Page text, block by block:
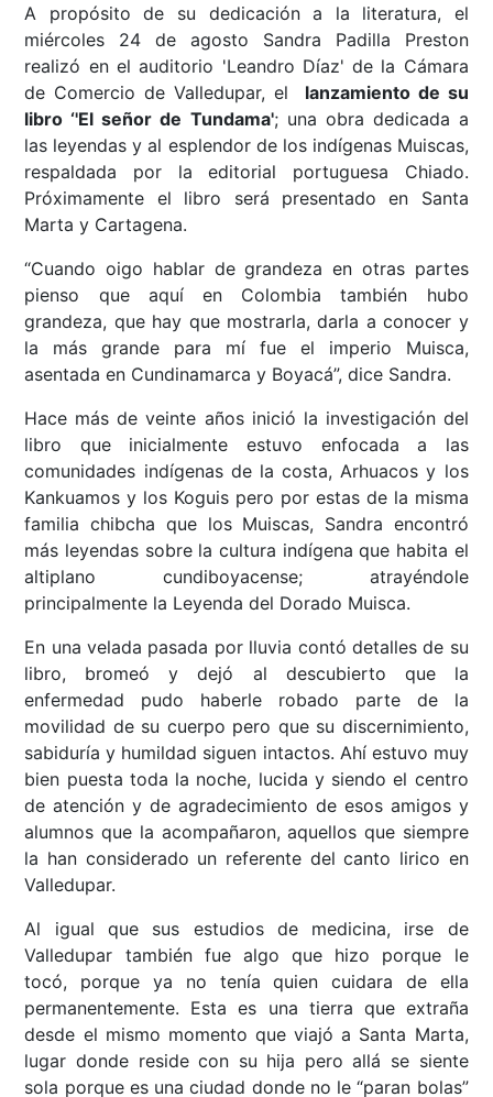
A propósito de su dedicación a la literatura, el
miércoles 24 de agosto Sandra Padilla Preston
realizó en el auditorio 'Leandro Díaz' de la Cámara
de Comercio de Valledupar, el lanzamiento de su
libro ‘'El señor de Tundama'; una obra dedicada a
las leyendas y al esplendor de los indígenas Muiscas,
respaldada por la editorial portuguesa Chiado.
Próximamente el libro será presentado en Santa
Marta y Cartagena.
“Cuando oigo hablar de grandeza en otras partes
pienso que aquí en Colombia también hubo
grandeza, que hay que mostrarla, darla a conocer y
la más grande para mí fue el imperio Muisca,
asentada en Cundinamarca y Boyacá”, dice Sandra.
Hace más de veinte años inició la investigación del
libro que inicialmente estuvo enfocada a las
comunidades indígenas de la costa, Arhuacos y los
Kankuamos y los Koguis pero por estas de la misma
familia chibcha que los Muiscas, Sandra encontró
más leyendas sobre la cultura indígena que habita el
altiplano cundiboyacense; atrayéndole
principalmente la Leyenda del Dorado Muisca.
En una velada pasada por lluvia contó detalles de su
libro, bromeó y dejó al descubierto que la
enfermedad pudo haberle robado parte de la
movilidad de su cuerpo pero que su discernimiento,
sabiduría y humildad siguen intactos. Ahí estuvo muy
bien puesta toda la noche, lucida y siendo el centro
de atención y de agradecimiento de esos amigos y
alumnos que la acompañaron, aquellos que siempre
la han considerado un referente del canto lirico en
Valledupar.
Al igual que sus estudios de medicina, irse de
Valledupar también fue algo que hizo porque le
tocó, porque ya no tenía quien cuidara de ella
permanentemente. Esta es una tierra que extraña
desde el mismo momento que viajó a Santa Marta,
lugar donde reside con su hija pero allá se siente
sola porque es una ciudad donde no le “paran bolas”